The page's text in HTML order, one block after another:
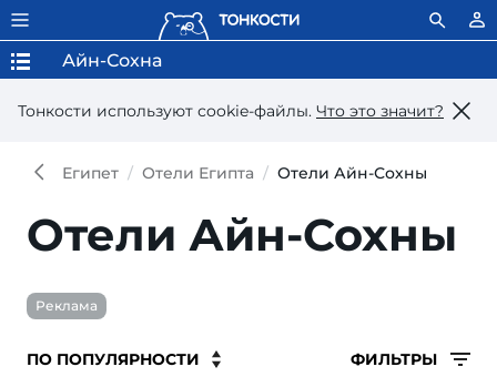
Тонкости используют сookie-файлы. Что это значит?
Айн-Сохна
Египет Отели Египта Отели Айн-Сохны
Отели Айн-Сохны
Реклама
ФИЛЬТРЫ